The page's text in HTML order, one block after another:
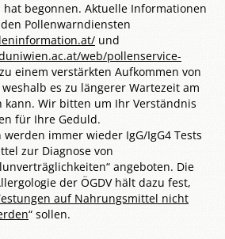
hat begonnen. Aktuelle Informationen
Pollenwarndiensten
und
web/pollenservice-
einem verstärkten Aufkommen von
es zu längerer Wartezeit am
kann. Wir bitten um Ihr Verständnis
für Ihre Geduld.
werden immer wieder IgG/IgG4 Tests
zur Diagnose von
angeboten. Die
der ÖGDV hält dazu fest,
auf Nahrungsmittel nicht
“ sollen.